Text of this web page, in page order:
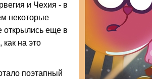
и Чехия - в
некоторые
открылись еще в
на это
поэтапный